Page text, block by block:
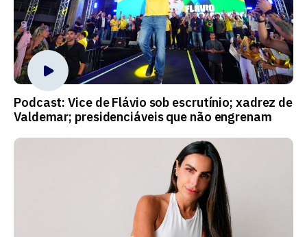
Podcast: Vice de Flávio sob escrutínio; xadrez de
Valdemar; presidenciáveis que não engrenam